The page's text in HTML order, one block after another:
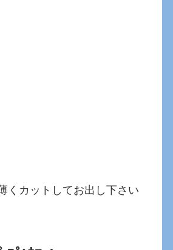
くカットしてお出し下さい